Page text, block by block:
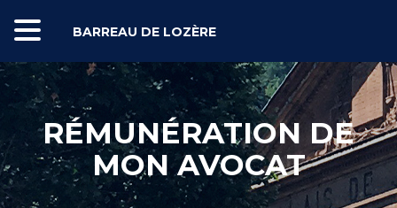
RÉMUNÉRATION DE
MON AVOCAT
BARREAU DE LOZÈRE